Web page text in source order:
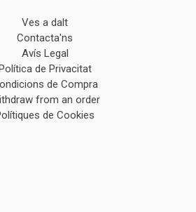
Ves a dalt
Contacta'ns
Avís Legal
de Privacitat
de Compra
from an order
de Cookies